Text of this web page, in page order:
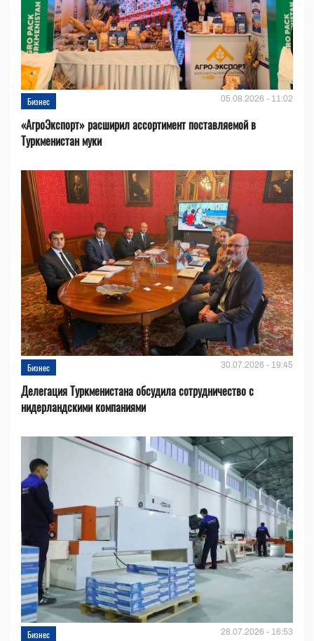
Бизнес 05.08.2026 - 11:02
«АгроЭкспорт» расширил ассортимент поставляемой в
Туркменистан муки
Бизнес 30.07.2026 - 19:45
Делегация Туркменистана обсудила сотрудничество с
нидерландскими компаниями
Бизнес 28.07.2026 - 16:53